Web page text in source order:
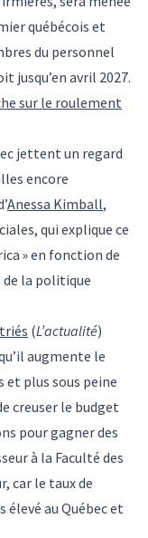
québécois et
du personnel
jusqu’en avril 2027.
sur le roulement
jettent un regard
encore
Anessa Kimball,
qui explique ce
» en fonction de
de la politique
(L’actualité)
augmente le
et plus sous peine
creuser le budget
pour gagner des
à la Faculté des
car le taux de
élevé au Québec et